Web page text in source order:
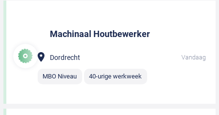
Machinaal Houtbewerker
Dordrecht Vandaag
MBO Niveau 40-urige werkweek